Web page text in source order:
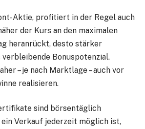
Aktie, profitiert in der Regel auch
der Kurs an den maximalen
heranrückt, desto stärker
Bonuspotenzial.
– je nach Marktlage – auch vor
realisieren.
sind börsentäglich
ein Verkauf jederzeit möglich ist,